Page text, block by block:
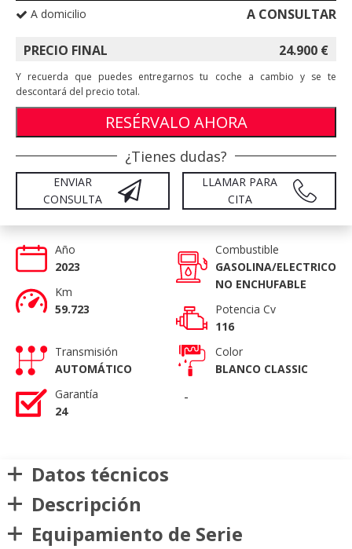
A domicilio A CONSULTAR
PRECIO FINAL 24.900 €
Y recuerda que puedes entregarnos tu coche a cambio y se te
descontará del precio total.
RESÉRVALO AHORA
¿Tienes dudas?
ENVIAR
CONSULTA
LLAMAR PARA
CITA
Año
2023
Km
59.723
Combustible
GASOLINA/ELECTRICO
NO ENCHUFABLE
Potencia Cv
116
Transmisión
AUTOMÁTICO
Garantía
24
Color
BLANCO CLASSIC
-
Datos técnicos
Descripción
Equipamiento de Serie